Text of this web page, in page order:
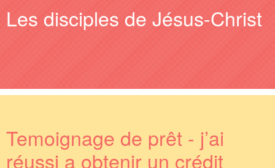
Les disciples de Jésus-Christ
Temoignage de prêt - j’ai
réussi a obtenir un crédit